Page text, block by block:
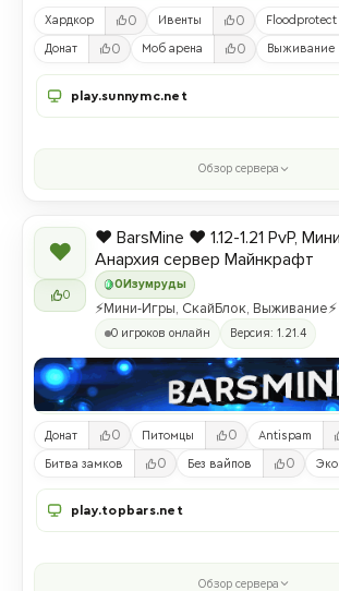
Хардкор 0 Ивенты 0 Floodprotect
Донат 0 Моб арена 0 Выживание
play.sunnymc.net
Обзор сервера
❤
0
0 Изумруды
❤️ BarsMine ❤️ 1.12-1.21 PvP,
Анархия сервер Майнкрафт
⚡Мини-Игры, СкайБлок, Выживание⚡
0 игроков онлайн Версия: 1.21.4
Донат 0 Питомцы 0 Antispam
Битва замков 0 Без вайпов 0
play.topbars.net
Обзор сервера